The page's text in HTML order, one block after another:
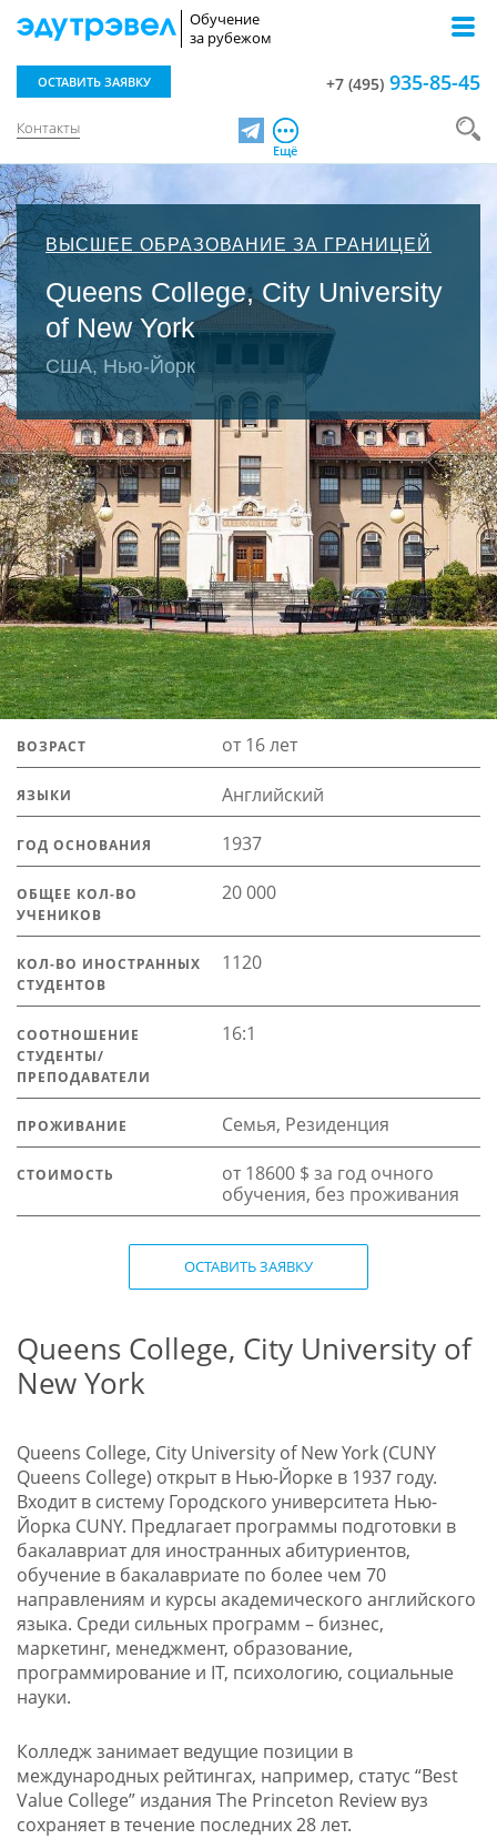
Обучение
за рубежом
Контакты
ОСТАВИТЬ ЗАЯВКУ +7 (495) 935-85-45
TelegramЕщё
ВЫСШЕЕ ОБРАЗОВАНИЕ ЗА ГРАНИЦЕЙ
Queens College, City University
of New York
США, Нью-Йорк
ВОЗРАСТ от 16 лет
ЯЗЫКИ Английский
ГОД ОСНОВАНИЯ 1937
ОБЩЕЕ КОЛ-ВО
УЧЕНИКОВ
20 000
КОЛ-ВО ИНОСТРАННЫХ
СТУДЕНТОВ
1120
СООТНОШЕНИЕ
СТУДЕНТЫ/
ПРЕПОДАВАТЕЛИ
16:1
ПРОЖИВАНИЕ Семья, Резиденция
СТОИМОСТЬ
от 18600 $ за год очного
обучения, без проживания
ОСТАВИТЬ ЗАЯВКУ
Queens College, City University of
New York
Queens College, City University of New York (CUNY
Queens College) открыт в Нью-Йорке в 1937 году.
Входит в систему Городского университета Нью-
Йорка CUNY. Предлагает программы подготовки в
бакалавриат для иностранных абитуриентов,
обучение в бакалавриате по более чем 70
направлениям и курсы академического английского
языка. Среди сильных программ – бизнес,
маркетинг, менеджмент, образование,
программирование и IT, психологию, социальные
науки.
Колледж занимает ведущие позиции в
международных рейтингах, например, статус “Best
Value College” издания The Princeton Review вуз
сохраняет в течение последних 28 лет.